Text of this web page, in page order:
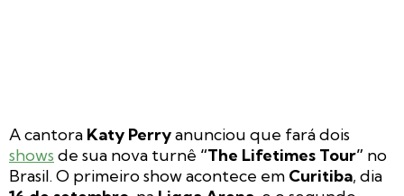
A cantora Katy Perryanunciou que fará dois
shows de sua nova turnê “The Lifetimes Tour” no
Brasil. O primeiro show acontece em Curitiba, dia